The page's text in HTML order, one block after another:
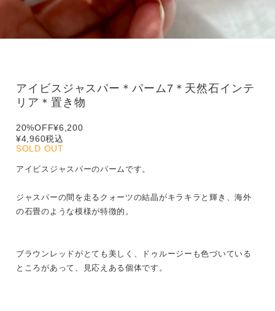
アイビスジャスパー＊パーム7＊天然石インテ
リア＊置き物
20%OFF¥6,200
¥4,960税込
SOLD OUT
アイビスジャスパーのパームです。
ジャスパーの間を走るクォーツの結晶がキラキラと輝き、海外
の石畳のような模様が特徴的。
ブラウンレッドがとても美しく、ドゥルージーも色づいている
ところがあって、見応えある個体です。